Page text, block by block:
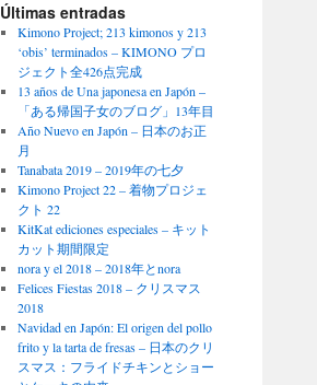
Últimas entradas
Kimono Project; 213 kimonos y 213
‘obis’ terminados – KIMONO プロ
ジェクト全426点完成
13 años de Una japonesa en Japón –
「ある帰国子女のブログ」13年目
Año Nuevo en Japón – 日本のお正
月
Tanabata 2019 – 2019年の七夕
Kimono Project 22 – 着物プロジェ
クト 22
KitKat ediciones especiales – キット
カット期間限定
nora y el 2018 – 2018年とnora
Felices Fiestas 2018 – クリスマス
2018
Navidad en Japón: El origen del pollo
frito y la tarta de fresas – 日本のクリ
スマス：フライドチキンとショー